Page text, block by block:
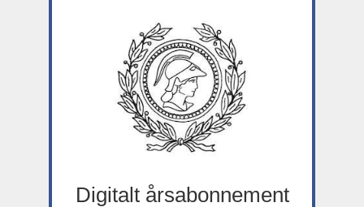
Digitalt årsabonnement